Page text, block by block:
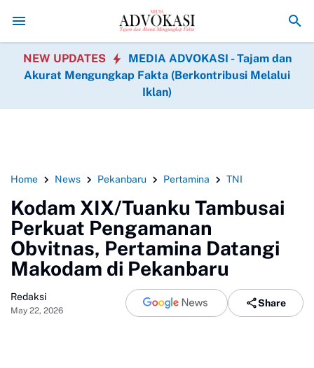
Asintel Satlap Tricakti Beri Penjelasan Terkait
NEW UPDATES
MEDIA ADVOKASI - Tajam dan
Akurat Mengungkap Fakta (Berkontribusi Melalui
Iklan)
Home News Pekanbaru Pertamina TNI
Kodam XIX/Tuanku Tambusai
Perkuat Pengamanan
Obvitnas, Pertamina Datangi
Makodam di Pekanbaru
Redaksi
May 22, 2026
Share